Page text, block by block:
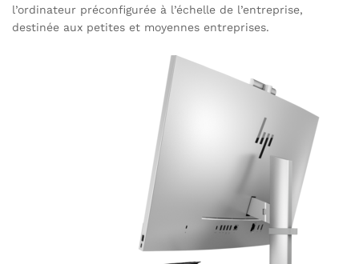
l’ordinateur préconfigurée à l’échelle de l’entreprise,
destinée aux petites et moyennes entreprises.